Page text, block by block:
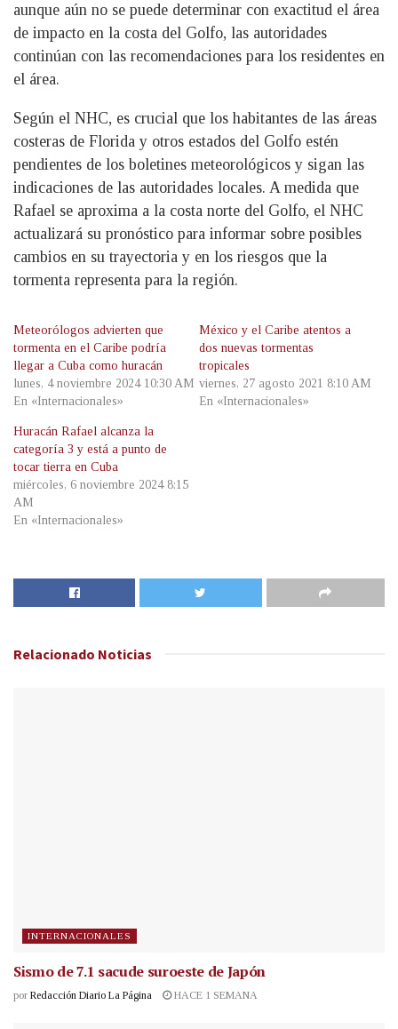
aunque aún no se puede determinar con exactitud el área
de impacto en la costa del Golfo, las autoridades
continúan con las recomendaciones para los residentes en
el área.
Según el NHC, es crucial que los habitantes de las áreas
costeras de Florida y otros estados del Golfo estén
pendientes de los boletines meteorológicos y sigan las
indicaciones de las autoridades locales. A medida que
Rafael se aproxima a la costa norte del Golfo, el NHC
actualizará su pronóstico para informar sobre posibles
cambios en su trayectoria y en los riesgos que la
tormenta representa para la región.
Meteorólogos advierten que
tormenta en el Caribe podría
llegar a Cuba como huracán
lunes, 4 noviembre 2024 10:30 AM
En «Internacionales»
México y el Caribe atentos a
dos nuevas tormentas
tropicales
viernes, 27 agosto 2021 8:10 AM
En «Internacionales»
Huracán Rafael alcanza la
categoría 3 y está a punto de
tocar tierra en Cuba
miércoles, 6 noviembre 2024 8:15
AM
En «Internacionales»
Relacionado Noticias
INTERNACIONALES
Sismo de 7.1 sacude suroeste de Japón
por Redacción Diario La Página HACE 1 SEMANA